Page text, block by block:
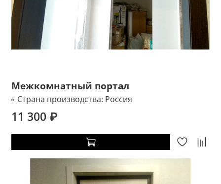
Межкомнатный портал
Страна производства: Россия
11 300 ₽